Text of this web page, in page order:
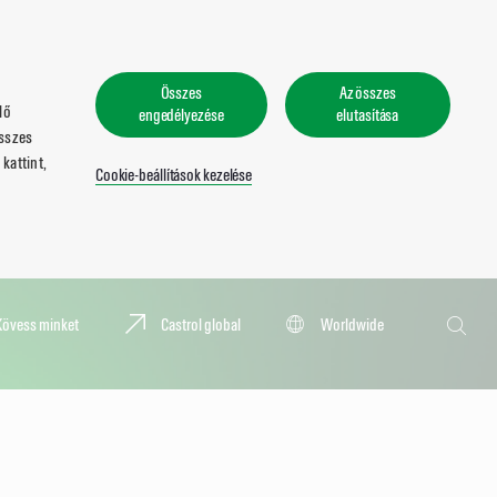
Összes
engedélyezése
Az összes
elutasítása
Cookie-beállítások kezelése
minket Castrol global
Worldwide
Keresés